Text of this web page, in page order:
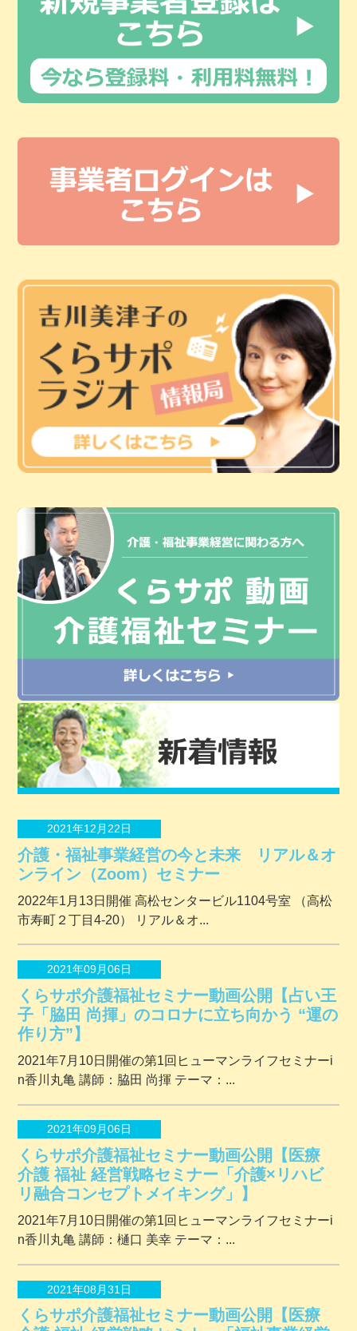
2021年12月22日
介護・福祉事業経営の今と未来 リアル＆オ
ンライン（Zoom）セミナー
2022年1月13日開催 ⾼松センタービル1104号室 （⾼松
市寿町２丁⽬4-20） リアル＆オ...
2021年09月06日
くらサポ介護福祉セミナー動画公開【占い王
子「脇田 尚揮」のコロナに立ち向かう “運の
作り方”】
2021年7月10日開催の第1回ヒューマンライフセミナーi
n香川丸亀 講師：脇田 尚揮 テーマ：...
2021年09月06日
くらサポ介護福祉セミナー動画公開【医療
介護 福祉 経営戦略セミナー「介護×リハビ
リ融合コンセプトメイキング」】
2021年7月10日開催の第1回ヒューマンライフセミナーi
n香川丸亀 講師：樋口 美幸 テーマ：...
2021年08月31日
くらサポ介護福祉セミナー動画公開【医療